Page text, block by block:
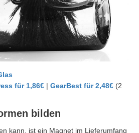
für 1,86€ | GearBest für 2,48€ (2
bilden
kann, ist ein Magnet im Lieferumfang